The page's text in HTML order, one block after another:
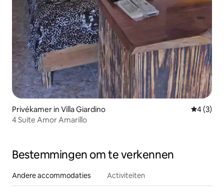
Privékamer in Villa Giardino
4 (3)
4 Suite Amor Amarillo
Bestemmingen om te verkennen
Andere accommodaties Activiteiten